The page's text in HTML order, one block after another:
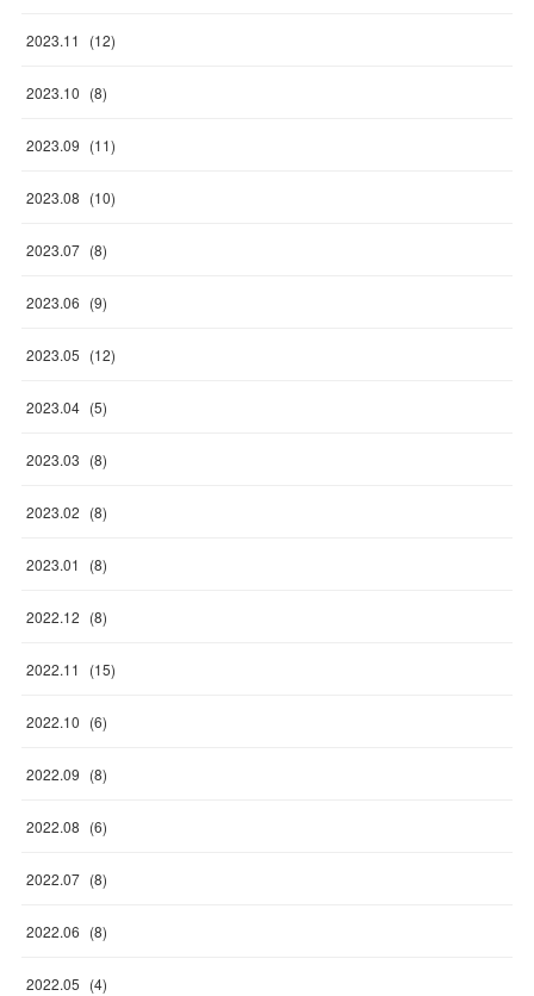
2023.11 (12)
2023.10 (8)
2023.09 (11)
2023.08 (10)
2023.07 (8)
2023.06 (9)
2023.05 (12)
2023.04 (5)
2023.03 (8)
2023.02 (8)
2023.01 (8)
2022.12 (8)
2022.11 (15)
2022.10 (6)
2022.09 (8)
2022.08 (6)
2022.07 (8)
2022.06 (8)
2022.05 (4)